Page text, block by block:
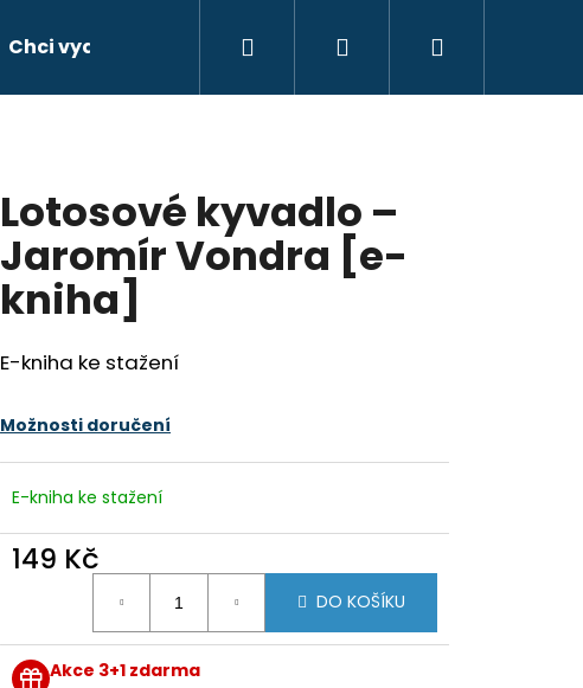
Chci vydat e-knihu. Jak na to? Další služby
Přihlášení
Lotosové kyvadlo –
Jaromír Vondra [e-
kniha]
E-kniha ke stažení
Možnosti doručení
E-kniha ke stažení
149 Kč
DO KOŠÍKU
Akce 3+1 zdarma